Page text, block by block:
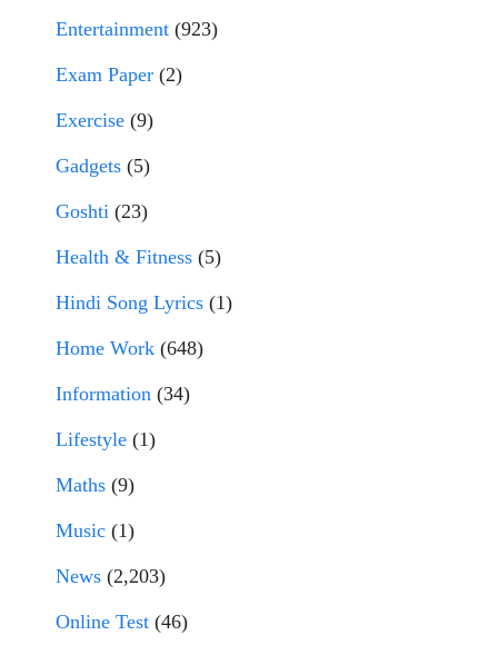
Entertainment (923)
Exam Paper (2)
Exercise (9)
Gadgets (5)
Goshti (23)
Health & Fitness (5)
Hindi Song Lyrics (1)
Home Work (648)
Information (34)
Lifestyle (1)
Maths (9)
Music (1)
News (2,203)
Online Test (46)